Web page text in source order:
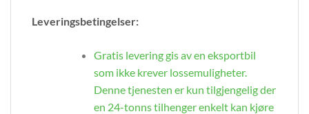
Leveringsbetingelser:
Gratis levering gis av en eksportbil
som ikke krever lossemuligheter.
Denne tjenesten er kun tilgjengelig der
en 24-tonns tilhenger enkelt kan kjøre